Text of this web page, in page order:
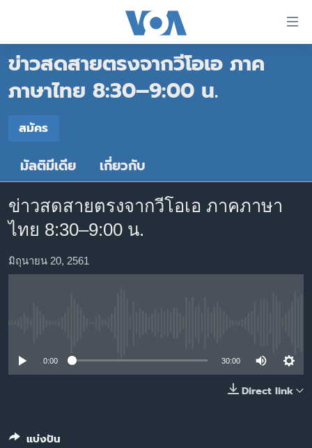
ต่อ
ไป
หลัก
หน้า
หลัก
ข้าม
ไป
การ
หน้าหลัก
โลก
เอเชีย
ไทย
ธุรกิจ
วิทยาศาสตร์
ไลฟ์สไตล์
ข่าวสดสายตรงจากวีโอเอ ภาค
ภาษาไทย 8:30–9:00 น.
สมัคร
สมัคร
มัลติมีเดีย เกี่ยวกับ
ข่าวสดสายตรงจากวีโอเอ ภาคภาษา
ไทย 8:30–9:00 น.
มิถุนายน 20, 2561
0:00 30:00
Direct link
แบ่งปัน